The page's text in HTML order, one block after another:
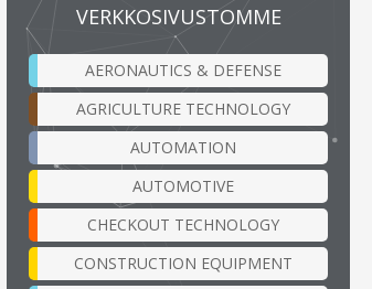
VERKKOSIVUSTOMME
AERONAUTICS & DEFENSE
AGRICULTURE TECHNOLOGY
AUTOMATION
AUTOMOTIVE
CHECKOUT TECHNOLOGY
CONSTRUCTION EQUIPMENT